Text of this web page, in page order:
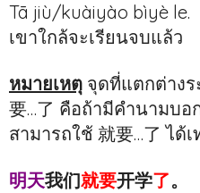
Tā jiù/kuàiyào bìyè le.
เขาใกล้จะเรียนจบแล้ว
หมายเหตุ จุดที่แตกต่างร
要…了 คือถ้ามีคำนามบอ
สามารถใช้ 就要…了 ได้
明天我们就要开学了。